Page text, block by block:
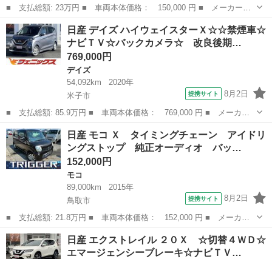
■ 支払総額: 23万円 ■ 車両本体価格： 150,000 円 ■ メーカー
名： 日産 ■ 車種名： ルークス ■ グレード名： ハイウェイス
ター Ｔベルチェーン スマートキー ＨＩＤライト 社外ナビ バ
ックカメラ 左側...
広島 広島市 その他
日産 デイズ ハイウェイスターＸ☆☆禁煙車☆
ナビＴＶ☆バックカメラ☆ 改良後期…
769,000円
デイズ
54,092km
2020年
米子市
提携サイト 8月2日
■ 支払総額: 85.9万円 ■ 車両本体価格： 769,000 円 ■ メーカー
名： 日産 ■ 車種名： デイズ ■ グレード名： ハイウェイスタ
ーＸ☆☆禁煙車☆ナビＴＶ☆バックカメラ☆ 改良後期モデル☆軽減
ブレーキ☆メ...
鳥取 米子市 デイズ
日産 モコ Ｘ タイミングチェーン アイドリ
ングストップ 純正オーディオ バッ…
152,000円
モコ
89,000km
2015年
鳥取市
提携サイト 8月2日
■ 支払総額: 21.8万円 ■ 車両本体価格： 152,000 円 ■ メーカー
名： 日産 ■ 車種名： モコ ■ グレード名： Ｘ タイミングチ
ェーン アイドリングストップ 純正オーディオ バックカメラ Ｕ
ＳＢポート ...
鳥取 鳥取市 モコ
日産 エクストレイル ２０Ｘ ☆切替４ＷＤ☆
エマージェンシーブレーキ☆ナビＴＶ…